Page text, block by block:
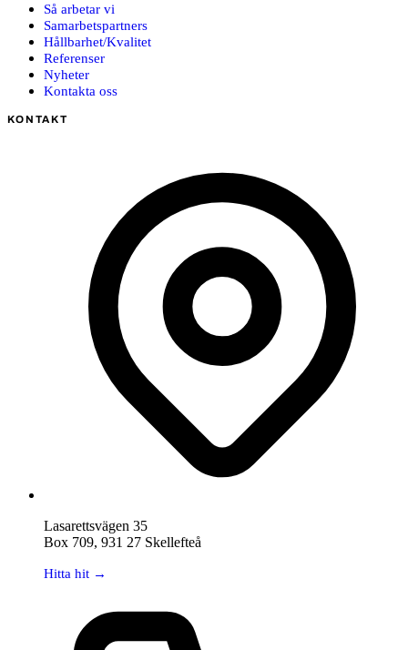
Så arbetar vi
Samarbetspartners
Hållbarhet/Kvalitet
Referenser
Nyheter
Kontakta oss
KONTAKT
Lasarettsvägen 35
Box 709, 931 27 Skellefteå
Hitta hit →